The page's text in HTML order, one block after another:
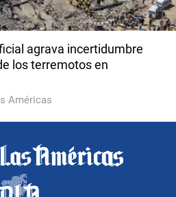
agrava incertidumbre
los terremotos en
Américas